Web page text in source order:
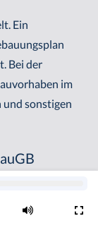
Ein
Bei der
im
sonstigen
sind in § 35 I
I Nr. 1 BauGB.